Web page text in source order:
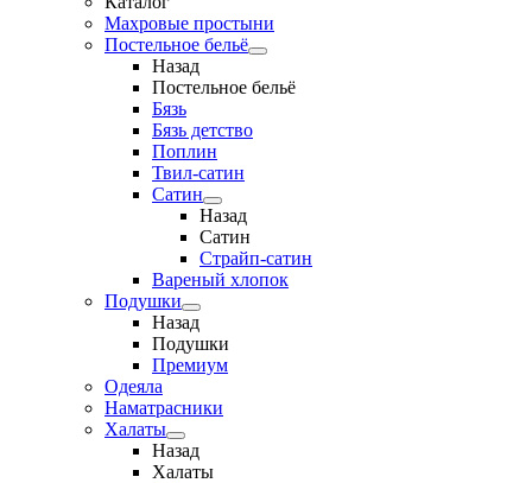
Махровые простыни
Постельное бельё
Назад
Постельное бельё
Бязь
Бязь детство
Поплин
Твил-сатин
Сатин
Назад
Сатин
Страйп-сатин
Вареный хлопок
Подушки
Назад
Подушки
Премиум
Одеяла
Наматрасники
Халаты
Назад
Халаты